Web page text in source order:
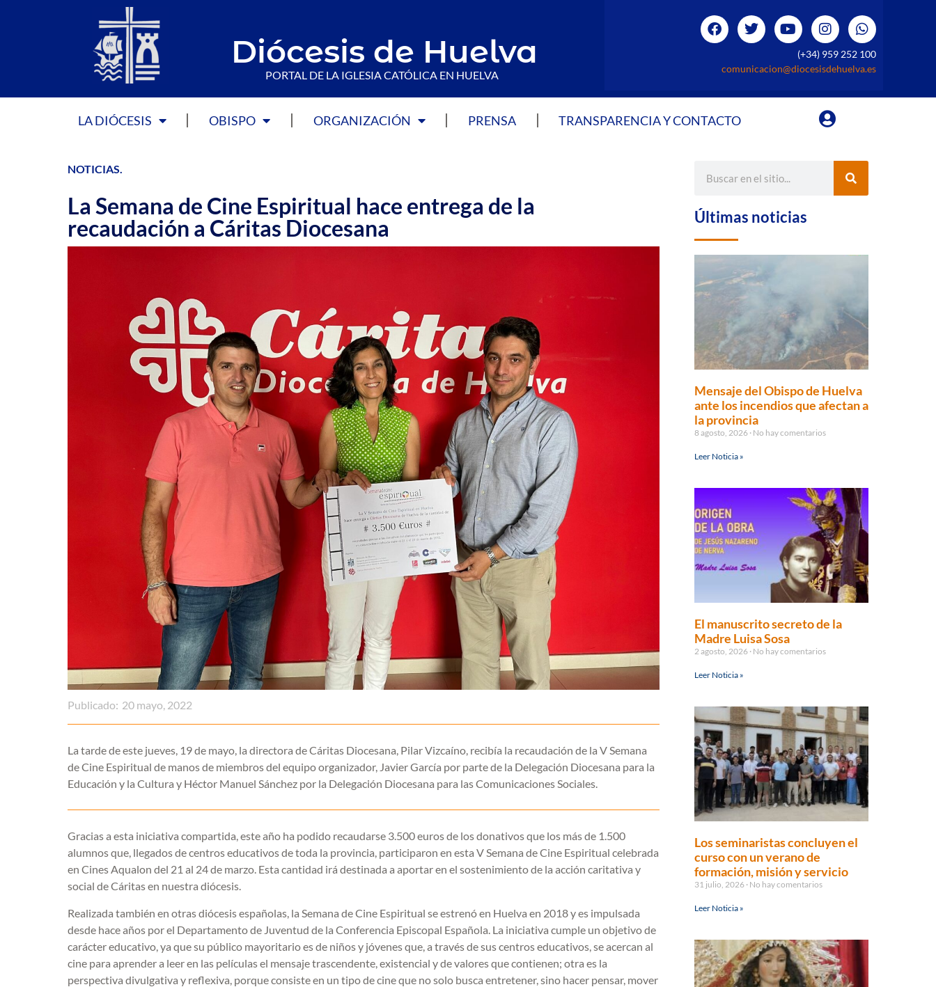
Diócesis de Huelva
PORTAL DE LA IGLESIA CATÓLICA EN HUELVA
(+34) 959 252 100
comunicacion@diocesisdehuelva.es
LA DIÓCESIS OBISPO ORGANIZACIÓN PRENSA TRANSPARENCIA Y CONTACTO
NOTICIAS.
La Semana de Cine Espiritual hace entrega de la
recaudación a Cáritas Diocesana
Publicado: 20 mayo, 2022
La tarde de este jueves, 19 de mayo, la directora de Cáritas Diocesana, Pilar Vizcaíno, recibía la recaudación de la V Semana
de Cine Espiritual de manos de miembros del equipo organizador, Javier García por parte de la Delegación Diocesana para la
Educación y la Cultura y Héctor Manuel Sánchez por la Delegación Diocesana para las Comunicaciones Sociales.
Gracias a esta iniciativa compartida, este año ha podido recaudarse 3.500 euros de los donativos que los más de 1.500
alumnos que, llegados de centros educativos de toda la provincia, participaron en esta V Semana de Cine Espiritual celebrada
en Cines Aqualon del 21 al 24 de marzo. Esta cantidad irá destinada a aportar en el sostenimiento de la acción caritativa y
social de Cáritas en nuestra diócesis.
Realizada también en otras diócesis españolas, la Semana de Cine Espiritual se estrenó en Huelva en 2018 y es impulsada
desde hace años por el Departamento de Juventud de la Conferencia Episcopal Española. La iniciativa cumple un objetivo de
carácter educativo, ya que su público mayoritario es de niños y jóvenes que, a través de sus centros educativos, se acercan al
cine para aprender a leer en las películas el mensaje trascendente, existencial y de valores que contienen; otra es la
perspectiva divulgativa y reflexiva, porque consiste en un tipo de cine que no solo busca entretener, sino hacer pensar, mover
Últimas noticias
Mensaje del Obispo de Huelva
ante los incendios que afectan a
la provincia
8 agosto, 2026 No hay comentarios
Leer Noticia »
El manuscrito secreto de la
Madre Luisa Sosa
2 agosto, 2026 No hay comentarios
Leer Noticia »
Los seminaristas concluyen el
curso con un verano de
formación, misión y servicio
31 julio, 2026 No hay comentarios
Leer Noticia »